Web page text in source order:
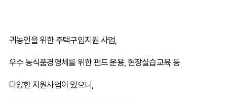
귀농인을 위한 주택구입지원 사업,
우수 농식품경영체를 위한 펀드 운용, 현장실습교육 등
다양한 지원사업이 있으니,